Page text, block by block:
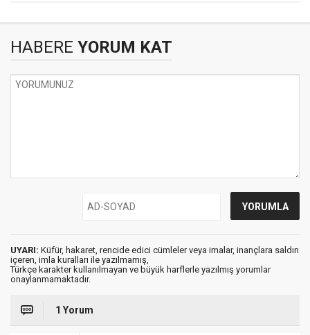
HABERE YORUM KAT
UYARI: Küfür, hakaret, rencide edici cümleler veya imalar, inançlara saldırı
içeren, imla kuralları ile yazılmamış,
Türkçe karakter kullanılmayan ve büyük harflerle yazılmış yorumlar
onaylanmamaktadır.
1 Yorum